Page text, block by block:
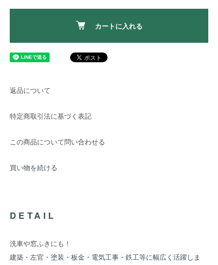
カートに入れる
返品について
特定商取引法に基づく表記
この商品について問い合わせる
買い物を続ける
DETAIL
洗車や窓ふきにも！
建築・左官・塗装・板金・電気工事・鉄工等に幅広く活躍しま